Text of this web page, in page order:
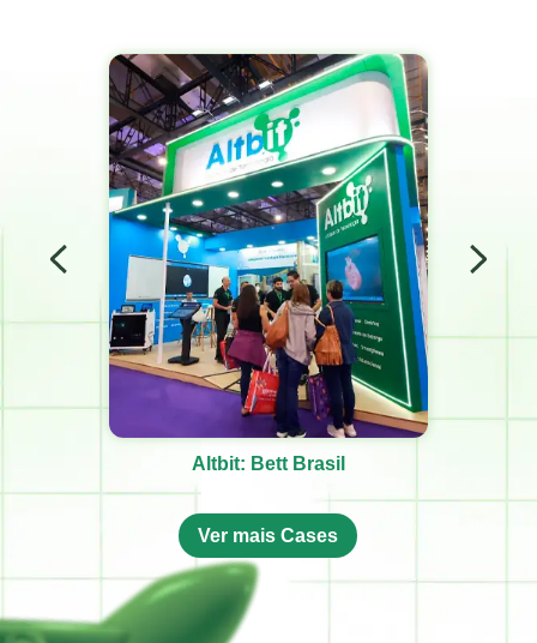
Altbit: Bett Brasil
Ver mais Cases